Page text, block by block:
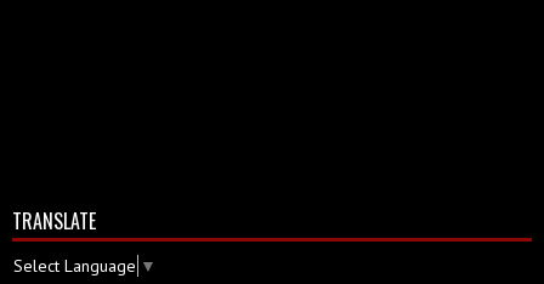
TRANSLATE
Select Language ▼